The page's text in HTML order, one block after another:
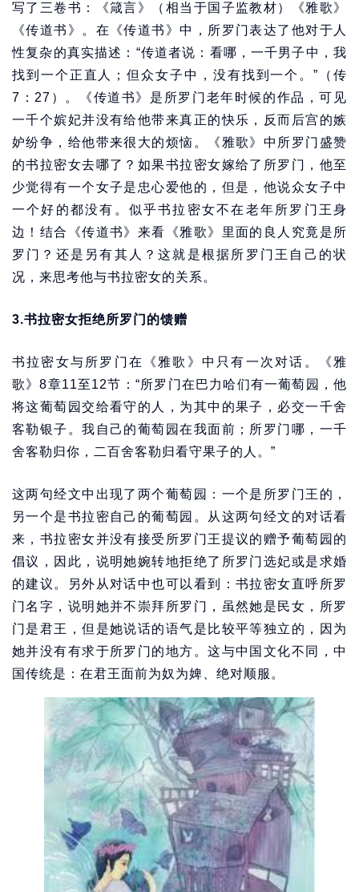
写了三卷书：《箴言》（相当于国子监教材）《雅歌》
《传道书》。在《传道书》中，所罗门表达了他对于人
性复杂的真实描述：“传道者说：看哪，一千男子中，我
找到一个正直人；但众女子中，没有找到一个。”（传
7：27）。《传道书》是所罗门老年时候的作品，可见
一千个嫔妃并没有给他带来真正的快乐，反而后宫的嫉
妒纷争，给他带来很大的烦恼。《雅歌》中所罗门盛赞
的书拉密女去哪了？如果书拉密女嫁给了所罗门，他至
少觉得有一个女子是忠心爱他的，但是，他说众女子中
一个好的都没有。似乎书拉密女不在老年所罗门王身
边！结合《传道书》来看《雅歌》里面的良人究竟是所
罗门？还是另有其人？这就是根据所罗门王自己的状
况，来思考他与书拉密女的关系。
3.书拉密女拒绝所罗门的馈赠
书拉密女与所罗门在《雅歌》中只有一次对话。《雅
歌》8章11至12节：“所罗门在巴力哈们有一葡萄园，他
将这葡萄园交给看守的人，为其中的果子，必交一千舍
客勒银子。我自己的葡萄园在我面前；所罗门哪，一千
舍客勒归你，二百舍客勒归看守果子的人。”
这两句经文中出现了两个葡萄园：一个是所罗门王的，
另一个是书拉密自己的葡萄园。从这两句经文的对话看
来，书拉密女并没有接受所罗门王提议的赠予葡萄园的
倡议，因此，说明她婉转地拒绝了所罗门选妃或是求婚
的建议。另外从对话中也可以看到：书拉密女直呼所罗
门名字，说明她并不崇拜所罗门，虽然她是民女，所罗
门是君王，但是她说话的语气是比较平等独立的，因为
她并没有有求于所罗门的地方。这与中国文化不同，中
国传统是：在君王面前为奴为婢、绝对顺服。